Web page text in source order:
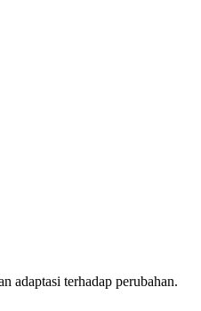
adaptasi terhadap perubahan.